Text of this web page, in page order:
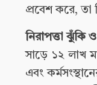
প্রবেশ করে, তা
নিরাপত্তা ঝুঁকি
সাড়ে ১২ লাখ
এবং